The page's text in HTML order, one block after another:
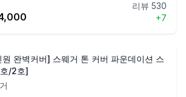
리뷰 530
+7
원 완벽커버] 스웨거 톤 커버 파운데이션 스
/2호]